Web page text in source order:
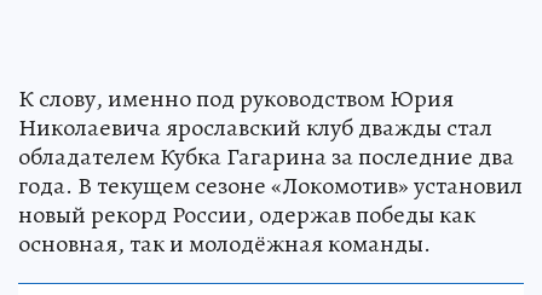
К слову, именно под руководством Юрия
Николаевича ярославский клуб дважды стал
обладателем Кубка Гагарина за последние два
года. В текущем сезоне «Локомотив» установил
новый рекорд России, одержав победы как
основная, так и молодёжная команды.